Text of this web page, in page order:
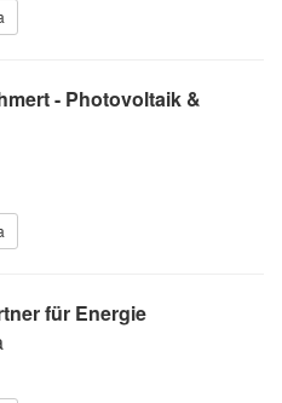
- Photovoltaik &
für Energie